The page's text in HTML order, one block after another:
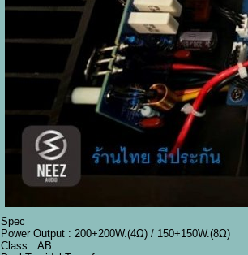
Spec
Power Output : 200+200W.(4Ω) / 150+150W.(8Ω)
Class : AB